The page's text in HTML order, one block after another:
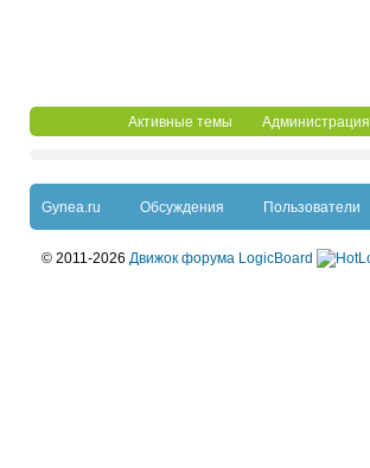
Активные темы Администрация
Gynea.ru Обсуждения Пользователи
© 2011-2026 Движок форума LogicBoard